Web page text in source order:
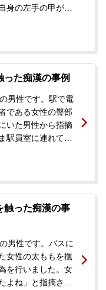
身の左手の甲が接
付けた警察官によ
たったことは認め
図は一貫して否認
被害者が被害申告
れ、会社員として
事件が大事になり
とを強く懸念し、
た痴漢の事例
男性です。駅で電
である女性の臀部
いた男性から指摘
駅員室に連れて行
員電車で押された
した。事件後、今
警察への対応に不
触った痴漢の事
男性です。バスに
女性の太ももを撫
を行いました。女
よね」と指摘され